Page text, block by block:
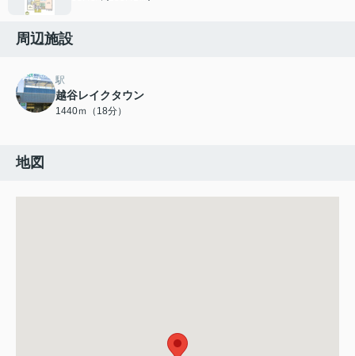
周辺施設
駅
越谷レイクタウン
1440ｍ（18分）
地図